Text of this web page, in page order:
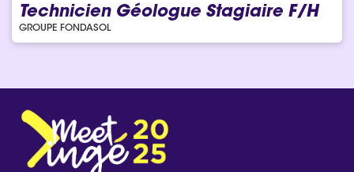
Technicien Géologue Stagiaire F/H
GROUPE FONDASOL